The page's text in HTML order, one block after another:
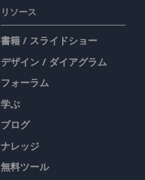
リソース
書籍 / スライドショー
デザイン / ダイアグラム
フォーラム
学ぶ
ブログ
ナレッジ
無料ツール